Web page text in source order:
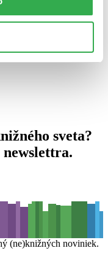
sveta?
newslettra.
(ne)knižných noviniek.